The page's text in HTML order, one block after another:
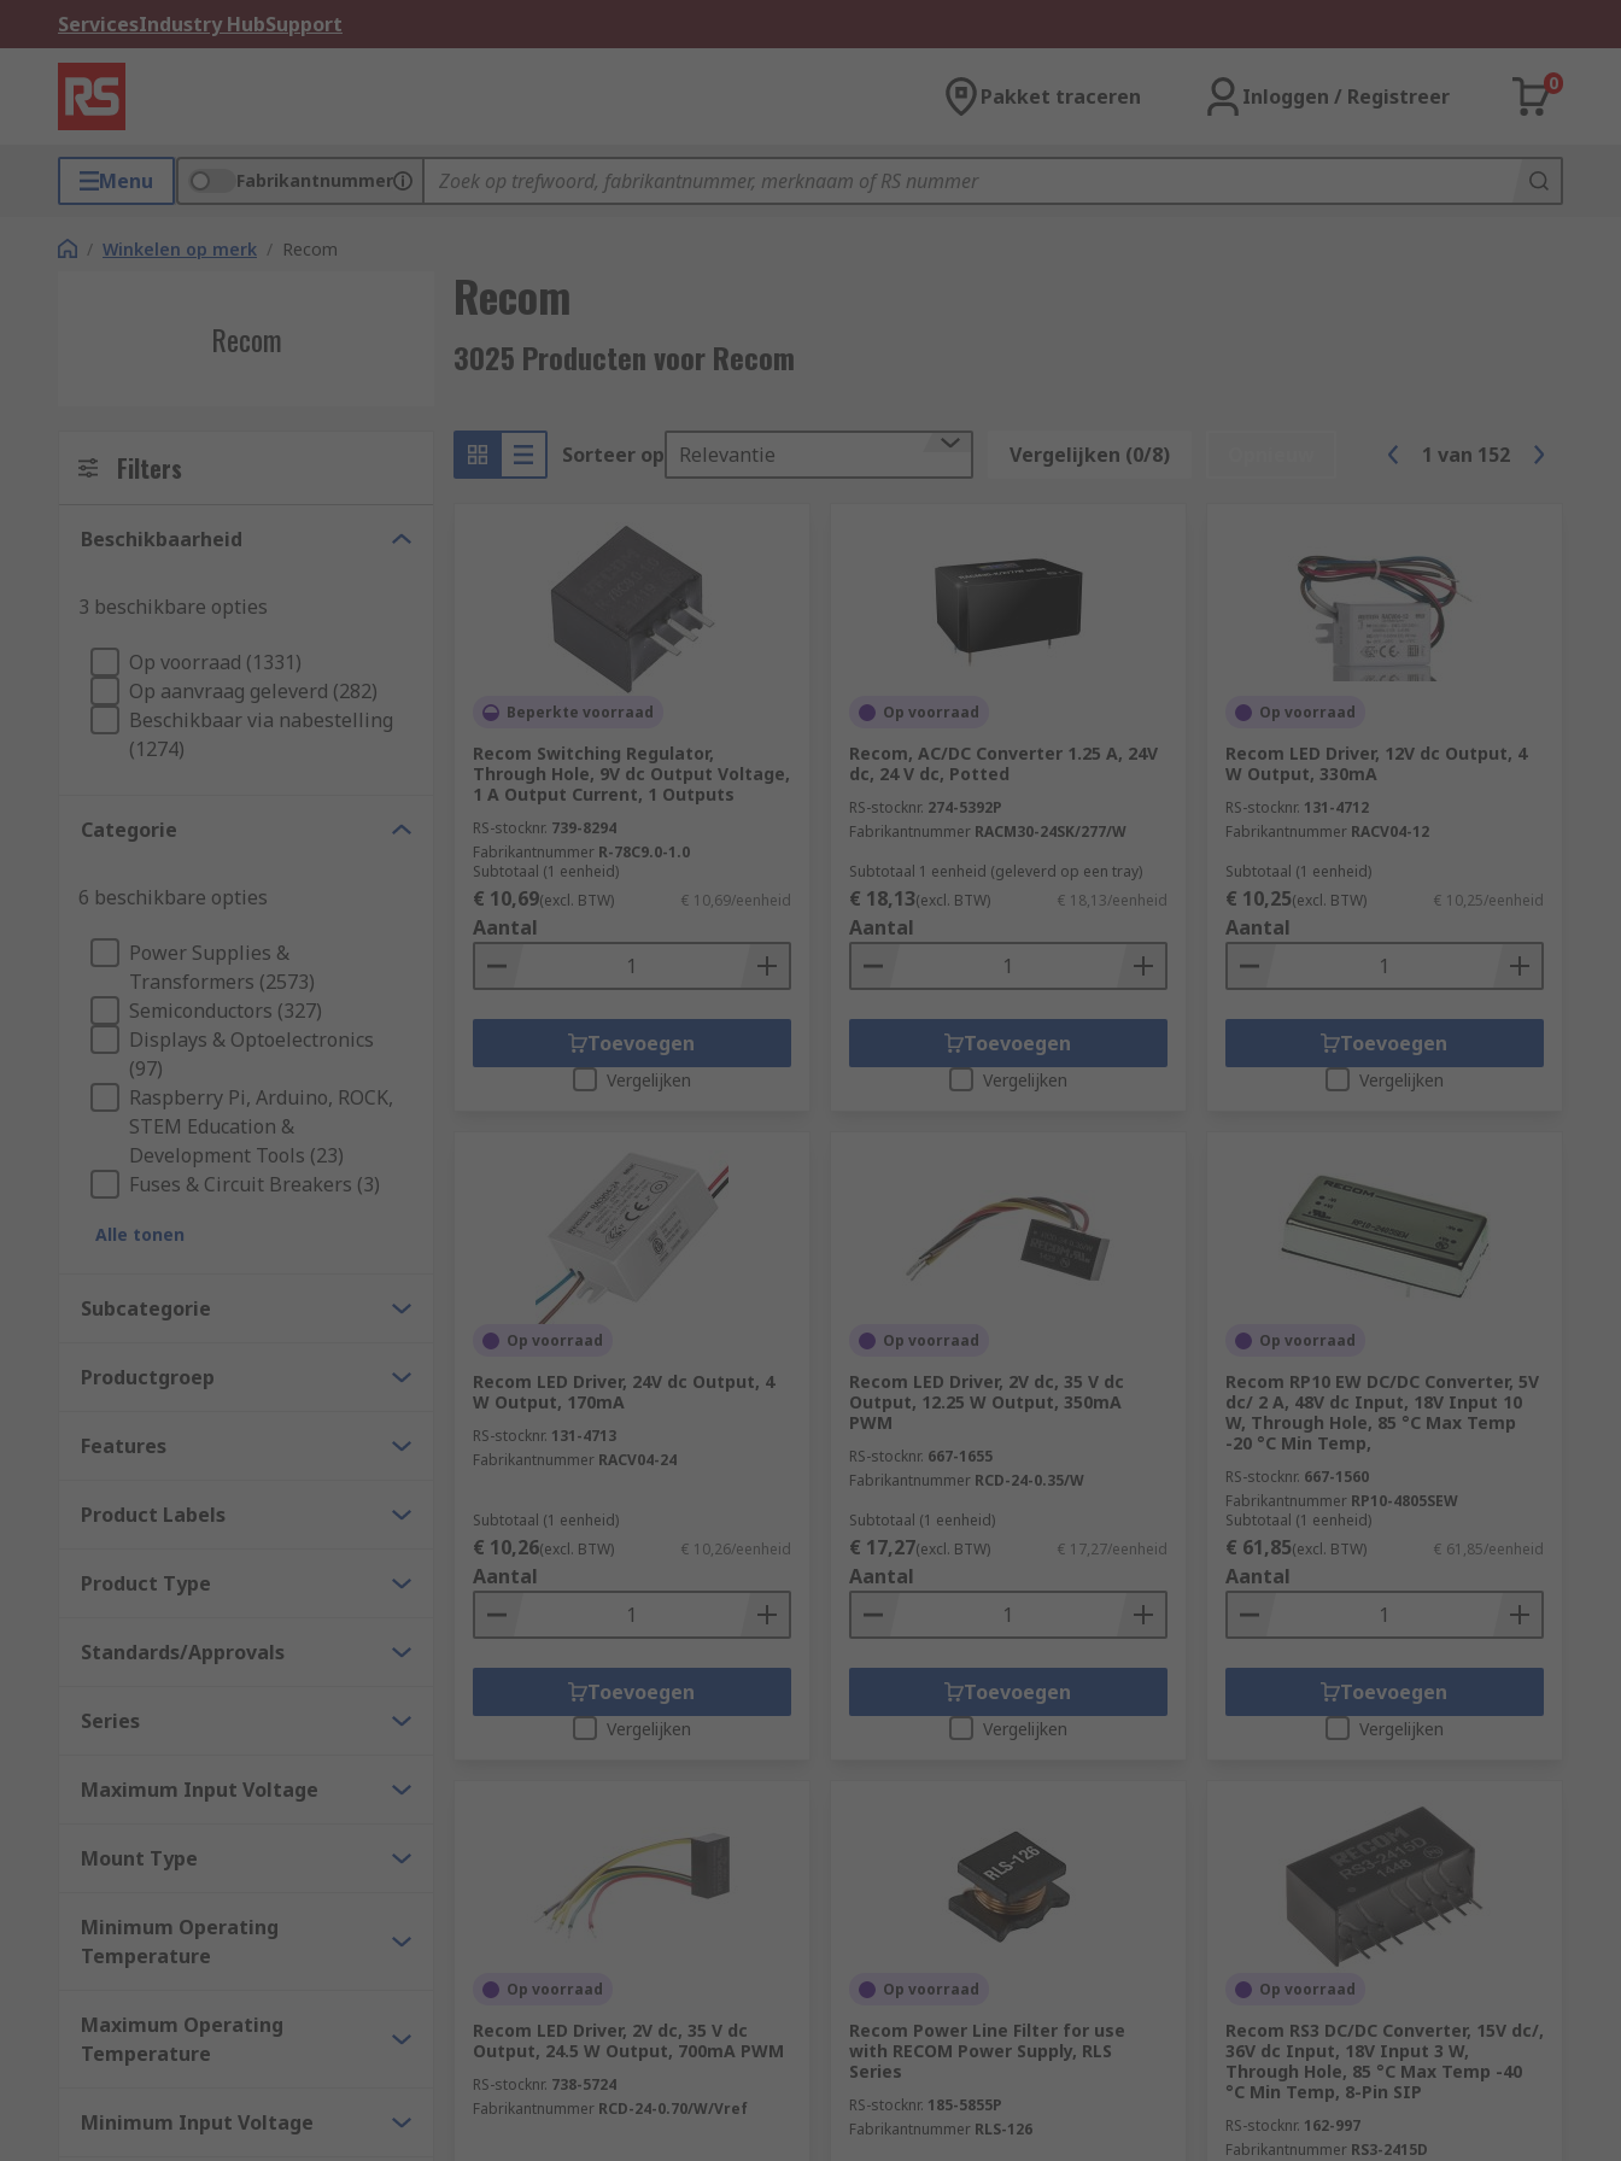
ServicesIndustry HubSupport
Pakket traceren Inloggen / Registreer
0
Menu Fabrikantnummer
/ Winkelen op merk / Recom
Recom
Recom
3025 Producten voor Recom
Filters
Beschikbaarheid
3 beschikbare opties
Op voorraad (1331)
Op aanvraag geleverd (282)
Beschikbaar via nabestelling
(1274)
Categorie
6 beschikbare opties
Power Supplies &
Transformers (2573)
Semiconductors (327)
Displays & Optoelectronics
(97)
Raspberry Pi, Arduino, ROCK,
STEM Education &
Development Tools (23)
Fuses & Circuit Breakers (3)
Alle tonen
Subcategorie
Productgroep
Features
Product Labels
Product Type
Standards/Approvals
Series
Maximum Input Voltage
Mount Type
Minimum Operating
Temperature
Maximum Operating
Temperature
Minimum Input Voltage
Sorteer op Relevantie Vergelijken (0/8) 1 van 152
Beperkte voorraad
Recom Switching Regulator,
Through Hole, 9V dc Output Voltage,
1 A Output Current, 1 Outputs
RS-stocknr. 739-8294
Fabrikantnummer R-78C9.0-1.0
Subtotaal (1 eenheid)
€ 10,69(excl. BTW) € 10,69/eenheid
Aantal
Toevoegen
Vergelijken
Op voorraad
Recom, AC/DC Converter 1.25 A, 24V
dc, 24 V dc, Potted
RS-stocknr. 274-5392P
Fabrikantnummer RACM30-24SK/277/W
Subtotaal 1 eenheid (geleverd op een tray)
€ 18,13(excl. BTW) € 18,13/eenheid
Aantal
Toevoegen
Vergelijken
Op voorraad
Recom LED Driver, 12V dc Output, 4
W Output, 330mA
RS-stocknr. 131-4712
Fabrikantnummer RACV04-12
Subtotaal (1 eenheid)
€ 10,25(excl. BTW) € 10,25/eenheid
Aantal
Toevoegen
Vergelijken
Op voorraad
Recom LED Driver, 24V dc Output, 4
W Output, 170mA
RS-stocknr. 131-4713
Fabrikantnummer RACV04-24
Subtotaal (1 eenheid)
€ 10,26(excl. BTW) € 10,26/eenheid
Aantal
Toevoegen
Vergelijken
Op voorraad
Recom LED Driver, 2V dc, 35 V dc
Output, 12.25 W Output, 350mA
PWM
RS-stocknr. 667-1655
Fabrikantnummer RCD-24-0.35/W
Subtotaal (1 eenheid)
€ 17,27(excl. BTW) € 17,27/eenheid
Aantal
Toevoegen
Vergelijken
Op voorraad
Recom RP10 EW DC/DC Converter, 5V
dc/ 2 A, 48V dc Input, 18V Input 10
W, Through Hole, 85 °C Max Temp
-20 °C Min Temp,
RS-stocknr. 667-1560
Fabrikantnummer RP10-4805SEW
Subtotaal (1 eenheid)
€ 61,85(excl. BTW) € 61,85/eenheid
Aantal
Toevoegen
Vergelijken
Op voorraad
Recom LED Driver, 2V dc, 35 V dc
Output, 24.5 W Output, 700mA PWM
RS-stocknr. 738-5724
Fabrikantnummer RCD-24-0.70/W/Vref
Op voorraad
Recom Power Line Filter for use
with RECOM Power Supply, RLS
Series
RS-stocknr. 185-5855P
Fabrikantnummer RLS-126
Op voorraad
Recom RS3 DC/DC Converter, 15V dc/,
36V dc Input, 18V Input 3 W,
Through Hole, 85 °C Max Temp -40
°C Min Temp, 8-Pin SIP
RS-stocknr. 162-997
Fabrikantnummer RS3-2415D